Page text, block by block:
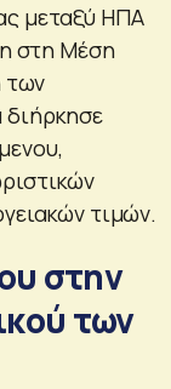
μεταξύ ΗΠΑ
στη Μέση
των
διήρκησε
τιμών.
στην
των